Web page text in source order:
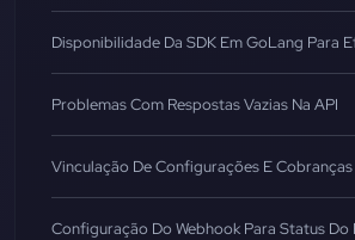
Disponibilidade Da SDK Em GoLang Para
Problemas Com Respostas Vazias Na API
Vinculação De Configurações E Cobranças
Configuração Do Webhook Para Status Do